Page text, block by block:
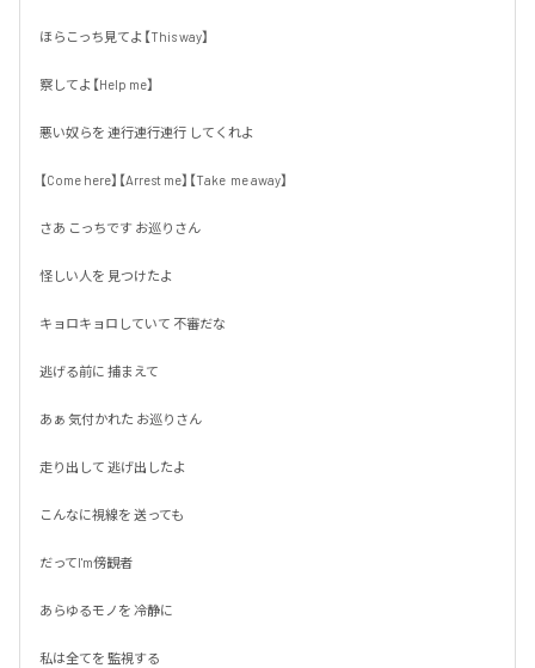
ほらこっち見てよ【This way】
察してよ【Help me】
悪い奴らを 連行連行連行 してくれよ
【Come here】【Arrest me】【Take  me away】
さあ こっちです お巡りさん
怪しい人を 見つけたよ
キョロキョロしていて 不審だな
逃げる前に 捕まえて
あぁ 気付かれた お巡りさん
走り出して 逃げ出したよ
こんなに視線を 送っても
だってI'm傍観者
あらゆるモノを 冷静に
私は全てを 監視する